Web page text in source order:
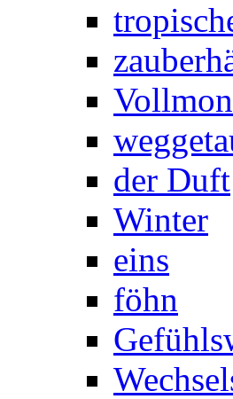
der Duft
Winter
eins
föhn